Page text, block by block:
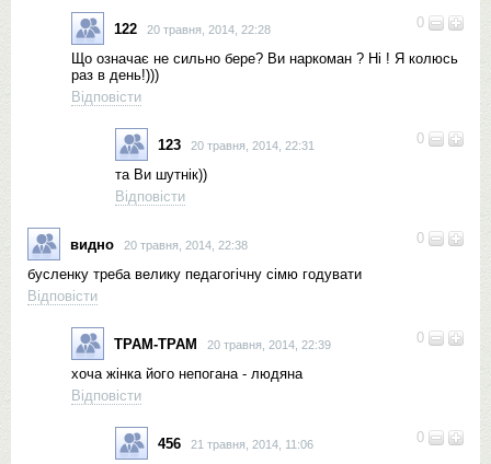
0
122 20 травня, 2014, 22:28
Що означає не сильно бере? Ви наркоман ? Ні ! Я колюсь
раз в день!)))
Відповісти
0
123 20 травня, 2014, 22:31
та Ви шутнік))
Відповісти
0
видно 20 травня, 2014, 22:38
бусленку треба велику педагогічну сімю годувати
Відповісти
0
ТРАМ-ТРАМ 20 травня, 2014, 22:39
хоча жінка його непогана - людяна
Відповісти
0
456 21 травня, 2014, 11:06